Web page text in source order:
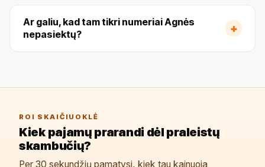
Ar galiu, kad tam tikri numeriai Agnės
nepasiektų?
+
ROI SKAIČIUOKLĖ
Kiek pajamų prarandi dėl praleistų
skambučių?
Per 30 sekundžių pamatysi, kiek tau kainuoja